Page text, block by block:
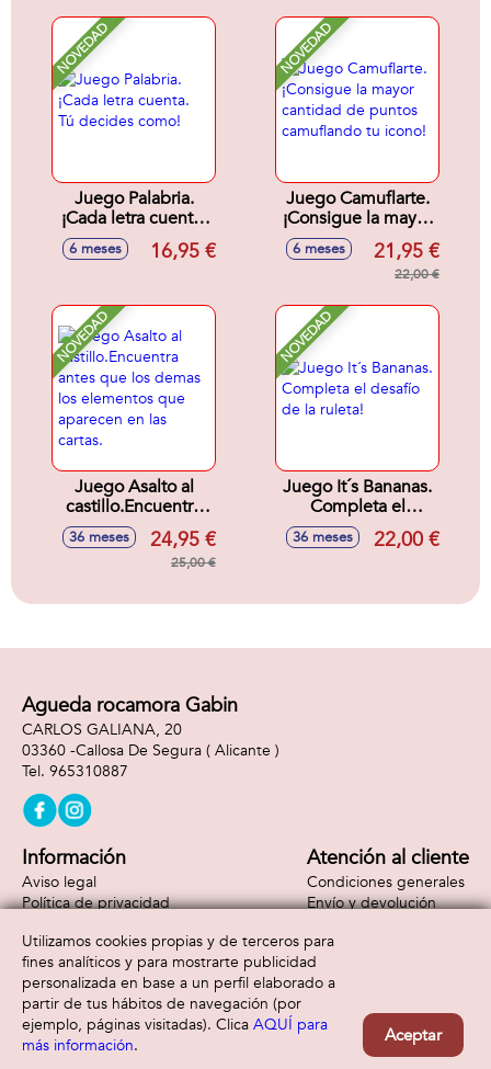
que el!
NOVEDAD
Juego Palabria.
¡Cada letra cuenta.
Tú decides como!
6 meses 16,95 €
NOVEDAD
Juego Camuflarte.
¡Consigue la mayor
cantidad de puntos
camuflando tu
6 meses 21,95 €
22,00 €
NOVEDAD
Juego Asalto al
castillo.Encuentra
antes que los
demas los
elementos que
cartas.
36 meses 24,95 €
25,00 €
NOVEDAD
Juego It´s Bananas.
Completa el
desafío de la ruleta!
36 meses 22,00 €
Agueda rocamora Gabin
CARLOS GALIANA, 20
03360 -Callosa De Segura ( Alicante )
965310887
Información
Aviso legal
Política de privacidad
Atención al cliente
Condiciones generales
Envío y devolución
Formas de pago
Utilizamos cookies propias y de terceros para
fines analíticos y para mostrarte publicidad
personalizada en base a un perfil elaborado a
partir de tus hábitos de navegación (por
ejemplo, páginas visitadas). Clica AQUÍ para
más información. Aceptar